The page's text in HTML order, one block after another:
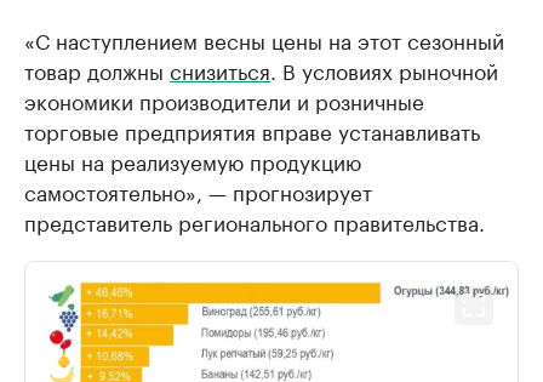
«С наступлением весны цены на этот сезонный
товар должны снизиться . В условиях рыночной
экономики производители и розничные
торговые предприятия вправе устанавливать
цены на реализуемую продукцию
самостоятельно», — прогнозирует
представитель регионального правительства.